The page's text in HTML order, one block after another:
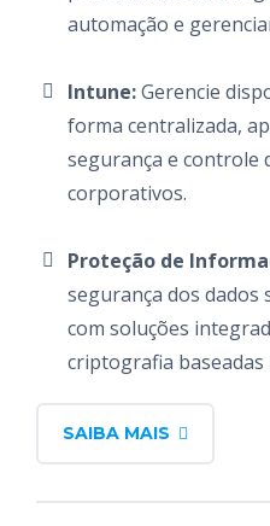
automação e
Intune:Gerencie
forma centralizada,
segurança e controle
corporativos.
Proteção de
segurança dos dados
com soluções
criptografia baseadas
SAIBA MAIS